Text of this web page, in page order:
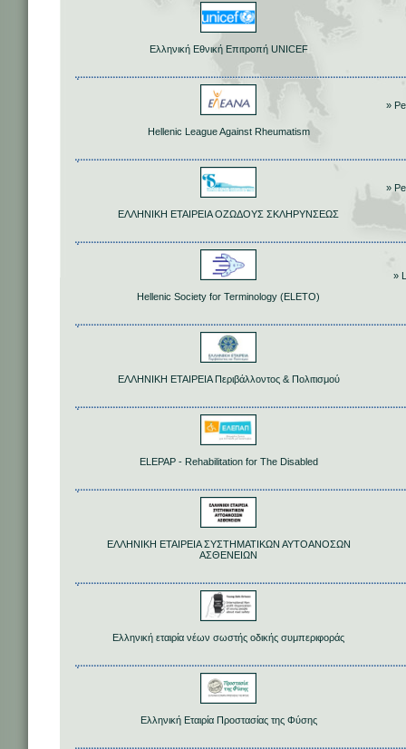
Ελληνική Εθνική Επιτροπή UNICEF
Hellenic League Against Rheumatism
»
ΕΛΛΗΝΙΚΗ ΕΤΑΙΡΕΙΑ ΟΖΩΔΟΥΣ ΣΚΛΗΡΥΝΣΕΩΣ
»
Hellenic Society for Terminology (ELETO)
»
ΕΛΛΗΝΙΚΗ ΕΤΑΙΡΕΙΑ Περιβάλλοντος & Πολιτισμού
ELEPAP - Rehabilitation for The Disabled
ΕΛΛΗΝΙΚΗ ΕΤΑΙΡΕΙΑ ΣΥΣΤΗΜΑΤΙΚΩΝ ΑΥΤΟΑΝΟΣΩΝ
ΑΣΘΕΝΕΙΩΝ
Ελληνική εταιρία νέων σωστής οδικής συμπεριφοράς
Ελληνική Εταιρία Προστασίας της Φύσης